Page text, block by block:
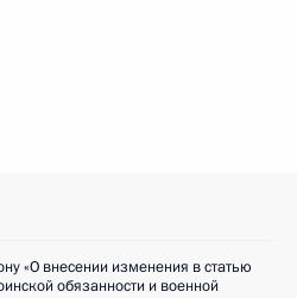
«О внесении изменения в статью
обязанности и военной